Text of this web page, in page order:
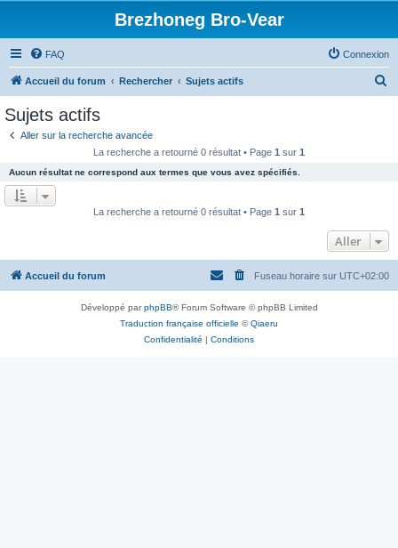
Brezhoneg Bro-Vear
FAQ Connexion
Accueil du forum Rechercher Sujets actifs
e
r
Sujets actifs
Aller sur la recherche avancée
La recherche a retourné 0 résultat • Page 1 sur 1
Aucun résultat ne correspond aux termes que vous avez spécifiés.
La recherche a retourné 0 résultat • Page 1 sur 1
Aller
Accueil du forum Fuseau horaire sur UTC+02:00
Développé parphpBB® Forum Software © phpBB Limited
Traduction française officielle ©Qiaeru
Confidentialité | Conditions